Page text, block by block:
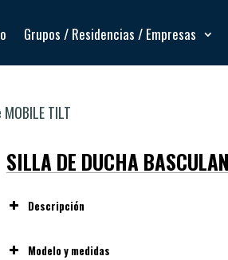
Grupos / Residencias / Empresas
TILT
SILLA DE DUCHA
Descripción
Modelo y medidas